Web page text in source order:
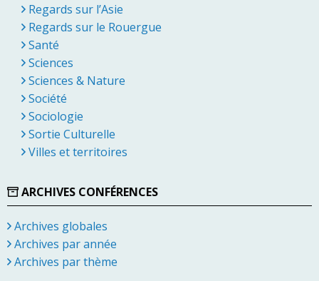
Regards sur l’Asie
Regards sur le Rouergue
Santé
Sciences
Sciences & Nature
Société
Sociologie
Sortie Culturelle
Villes et territoires
ARCHIVES CONFÉRENCES
Archives globales
Archives par année
Archives par thème